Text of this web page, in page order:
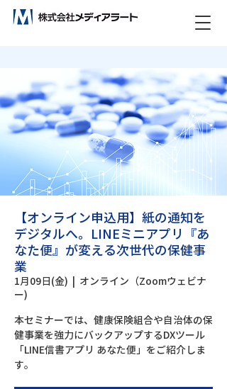
【オンライン申込用】紙の通知を
デジタルへ。LINEミニアプリ『あ
なた便』が変える次世代の保健事
業
1月09日(金)
オンライン（Zoomウェビナ
ー)
本セミナーでは、健康保険組合や自治体の保
健事業を強力にバックアップするDXツール
「LINE信書アプリ あなた便」をご紹介しま
す。